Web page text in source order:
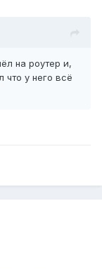
на роутер и,
что у него всё